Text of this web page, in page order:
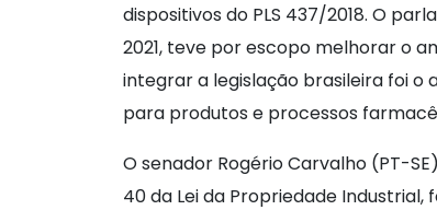
dispositivos do PLS 437/2018. O
2021, teve por escopo melhorar o
integrar a legislação brasileira foi o
para produtos e processos
O senador Rogério Carvalho (PT-
40 da Lei da Propriedade Industrial,